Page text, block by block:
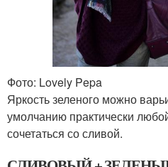
Фото: Lovely Pepa
Яркость зеленого можно
умолчанию практически
сочетаться со сливой.